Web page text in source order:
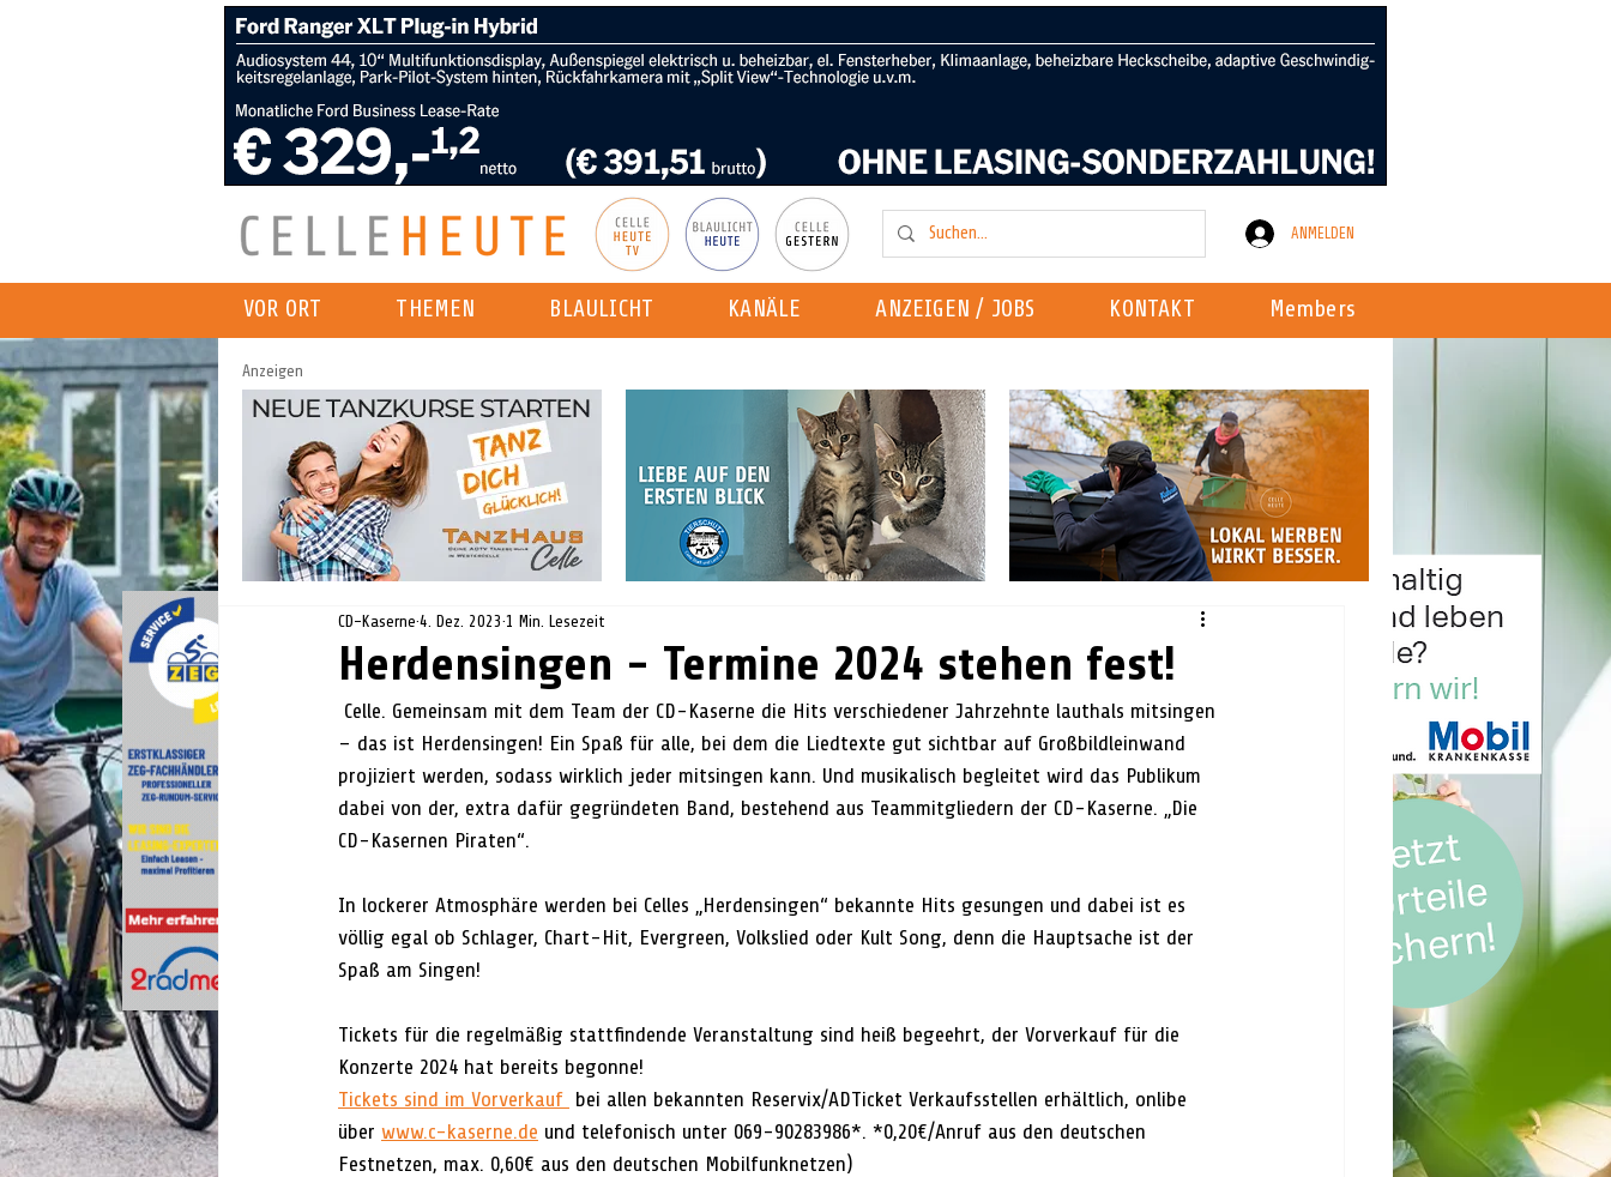
ANMELDEN
VOR ORT THEMEN BLAULICHT KANÄLE ANZEIGEN / JOBS KONTAKT Members
Anzeigen
Herdensingen - Termine 2024 stehen fest!
CD-Kaserne 4. Dez. 2023 1 Min. Lesezeit
– das ist Herdensingen! Ein Spaß für alle, bei dem die Liedtexte gut sichtbar auf Großbildleinwand
projiziert werden, sodass wirklich jeder mitsingen kann. Und musikalisch begleitet wird das Publikum
dabei von der, extra dafür gegründeten Band, bestehend aus Teammitgliedern der CD-Kaserne. „Die
CD-Kasernen Piraten“.
In lockerer Atmosphäre werden bei Celles „Herdensingen“ bekannte Hits gesungen und dabei ist es
völlig egal ob Schlager, Chart-Hit, Evergreen, Volkslied oder Kult Song, denn die Hauptsache ist der
Spaß am Singen!
Tickets für die regelmäßig stattfindende Veranstaltung sind heiß begeehrt, der Vorverkauf für die
Konzerte 2024 hat bereits begonne!
Tickets sind im Vorverkauf bei allen bekannten Reservix/ADTicket Verkaufsstellen erhältlich, onlibe
über www.c-kaserne.de und telefonisch unter 069-90283986*. *0,20€/Anruf aus den deutschen
Festnetzen, max. 0,60€ aus den deutschen Mobilfunknetzen)